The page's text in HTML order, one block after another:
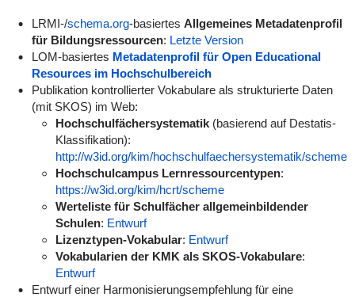
LRMI-/schema.org-basiertes Allgemeines Metadatenprofil
für Bildungsressourcen: Letzte Version
LOM-basiertes Metadatenprofil für Open Educational
Resources im Hochschulbereich
Publikation kontrollierter Vokabulare als strukturierte Daten
(mit SKOS) im Web:
Hochschulfächersystematik(basierend auf Destatis-
Klassifikation):
http://w3id.org/kim/hochschulfaechersystematik/scheme
Hochschulcampus Lernressourcentypen:
https://w3id.org/kim/hcrt/scheme
Werteliste für Schulfächer allgemeinbildender
Schulen: Entwurf
Lizenztypen-Vokabular: Entwurf
Vokabularien der KMK als SKOS-Vokabulare:
Entwurf
Entwurf einer Harmonisierungsempfehlung für eine